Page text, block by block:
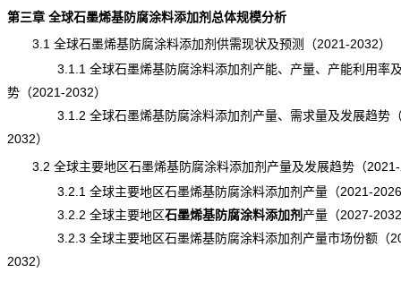
第三章 全球石墨烯基防腐涂料添加剂总体规模分析
3.1 全球石墨烯基防腐涂料添加剂供需现状及预测（2021-2032）
3.1.1 全球石墨烯基防腐涂料添加剂产能、产量、产能利用率
势（2021-2032）
3.1.2 全球石墨烯基防腐涂料添加剂产量、需求量及发展趋势
2032）
3.2 全球主要地区石墨烯基防腐涂料添加剂产量及发展趋势（
3.2.1 全球主要地区石墨烯基防腐涂料添加剂产量（2021-
3.2.2 全球主要地区石墨烯基防腐涂料添加剂 产量（2027-
3.2.3 全球主要地区石墨烯基防腐涂料添加剂产量市场份额（
2032）